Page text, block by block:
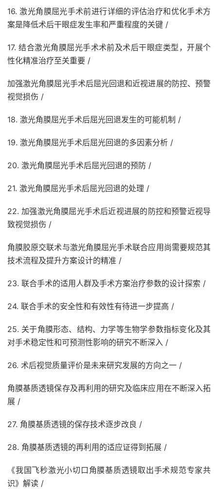
16. 激光角膜屈光手术前进行详细的评估治疗和优化手术方
案是降低术后干眼症发生率和严重程度的关键 /
17. 结合激光角膜屈光手术术前及术后干眼症类型，开展个
性化精准治疗至关重要 /
加强激光角膜屈光手术后屈光回退和近视进展的防控、预警
视觉损伤 /
18. 激光角膜屈光手术后屈光回退发生的可能机制 /
19. 激光角膜屈光手术后屈光回退的多因素分析 /
20. 激光角膜屈光手术后屈光回退的预防 /
21. 激光角膜屈光手术后屈光回退的处理 /
22. 加强激光角膜屈光手术后近视进展的防控和预警近视导
致视觉损伤 /
角膜胶原交联术与激光角膜屈光手术联合应用尚需要规范其
技术流程及提升方案设计的精准 /
23. 联合手术的适用人群及手术方案治疗参数的设计探索 /
24. 联合手术的安全性和有效性有待进一步提高 /
25. 关于角膜形态、结构、力学等生物学参数指标变化及其
对手术稳定性和可预测性影响的研究不断深入 /
26. 术后视觉质量评价是未来研究发展的方向之一 /
角膜基质透镜保存及再利用的研究及临床应用在不断深入拓
展 /
27. 角膜基质透镜的保存技术逐步改良 /
28. 角膜基质透镜的再利用的适应证得到拓展 /
《我国飞秒激光小切口角膜基质透镜取出手术规范专家共
识》解读 /